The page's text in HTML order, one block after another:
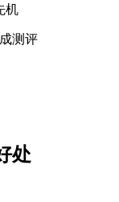
机
测评
处